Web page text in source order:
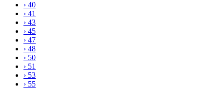
› 40
› 41
› 43
› 45
› 47
› 48
› 50
› 51
› 53
› 55